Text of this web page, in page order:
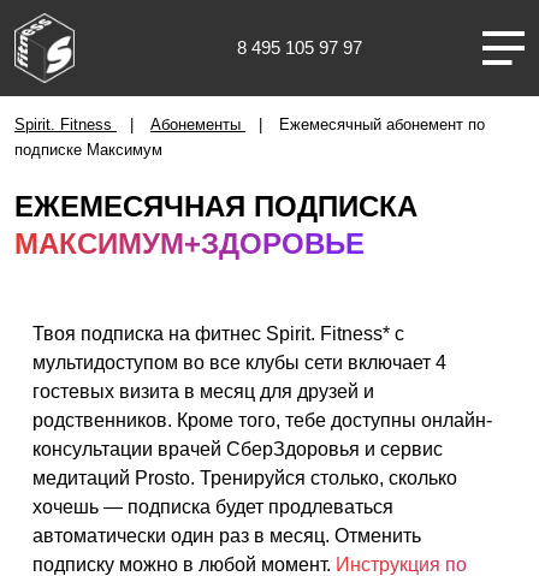
8 495 105 97 97
Москва
КЛУБЫ
ТРЕНИРОВКИ
ЧЛЕНАМ КЛУБА
АКЦИИ
Spirit. Fitness Абонементы
Ежемесячный абонемент по
подписке Максимум
ЕЖЕМЕСЯЧНАЯ ПОДПИСКА
МАКСИМУМ+ЗДОРОВЬЕ
Твоя подписка на фитнес Spirit. Fitness* с
мультидоступом во все клубы сети включает 4
гостевых визита в месяц для друзей и
родственников. Кроме того, тебе доступны онлайн-
консультации врачей СберЗдоровья и сервис
медитаций Prosto. Тренируйся столько, сколько
хочешь — подписка будет продлеваться
автоматически один раз в месяц. Отменить
подписку можно в любой момент. Инструкция по